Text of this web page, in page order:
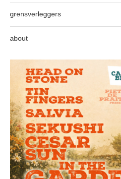
grensverleggers
about